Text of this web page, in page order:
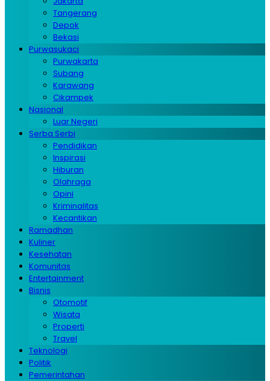
Tangerang
Depok
Bekasi
Purwasukaci
Purwakarta
Subang
Karawang
Cikampek
Nasional
Luar Negeri
Serba Serbi
Pendidikan
Inspirasi
Hiburan
Olahraga
Opini
Kriminalitas
Kecantikan
Ramadhan
Kuliner
Kesehatan
Komunitas
Entertainment
Bisnis
Otomotif
Wisata
Properti
Travel
Teknologi
Politik
Pemerintahan